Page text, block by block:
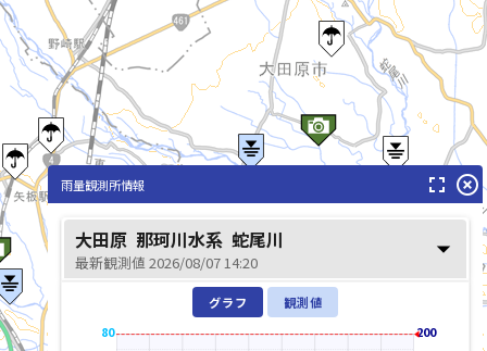
雨量観測所情報 fullscreen highlight_off
大田原 那珂川水系 蛇尾川
最新観測値 2026/08/07 14:20 arrow_drop_down
グラフ 観測値
80 200